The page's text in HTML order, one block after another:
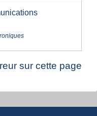
sur cette page